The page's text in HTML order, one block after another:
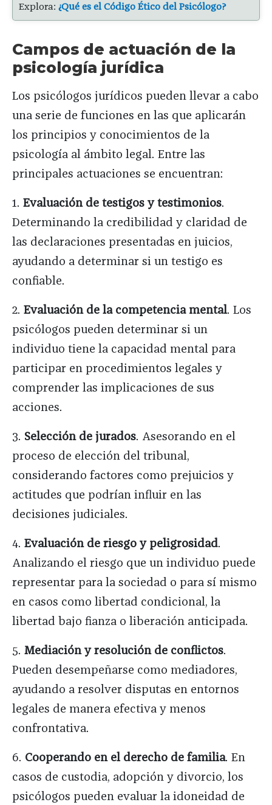
Explora: ¿Qué es el Código Ético del Psicólogo?
Campos de actuación de la
psicología jurídica
Los psicólogos jurídicos pueden llevar a cabo
una serie de funciones en las que aplicarán
los principios y conocimientos de la
psicología al ámbito legal. Entre las
principales actuaciones se encuentran:
1. Evaluación de testigos y testimonios.
Determinando la credibilidad y claridad de
las declaraciones presentadas en juicios,
ayudando a determinar si un testigo es
confiable.
2. Evaluación de la competencia mental. Los
psicólogos pueden determinar si un
individuo tiene la capacidad mental para
participar en procedimientos legales y
comprender las implicaciones de sus
acciones.
3. Selección de jurados. Asesorando en el
proceso de elección del tribunal,
considerando factores como prejuicios y
actitudes que podrían influir en las
decisiones judiciales.
4. Evaluación de riesgo y peligrosidad.
Analizando el riesgo que un individuo puede
representar para la sociedad o para sí mismo
en casos como libertad condicional, la
libertad bajo fianza o liberación anticipada.
5. Mediación y resolución de conflictos.
Pueden desempeñarse como mediadores,
ayudando a resolver disputas en entornos
legales de manera efectiva y menos
confrontativa.
6. Cooperando en el derecho de familia. En
casos de custodia, adopción y divorcio, los
psicólogos pueden evaluar la idoneidad de